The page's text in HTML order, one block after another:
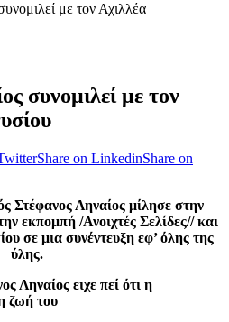
με τον Αχιλλέα
συνομιλεί με τον
Share on LinkedinShare on
Στέφανος Ληναίος μίλησε στην
εκπομπή /Ανοιχτές Σελίδες// και
σε μια συνέντευξη εφ’ όλης της
ύλης.
Ληναίος ειχε πεί ότι η
ζωή του